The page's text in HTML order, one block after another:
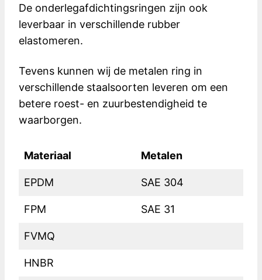
De onderlegafdichtingsringen zijn ook
leverbaar in verschillende rubber
elastomeren.
Tevens kunnen wij de metalen ring in
verschillende staalsoorten leveren om een
betere roest- en zuurbestendigheid te
waarborgen.
Materiaal Metalen
EPDM SAE 304
FPM SAE 31
FVMQ
HNBR